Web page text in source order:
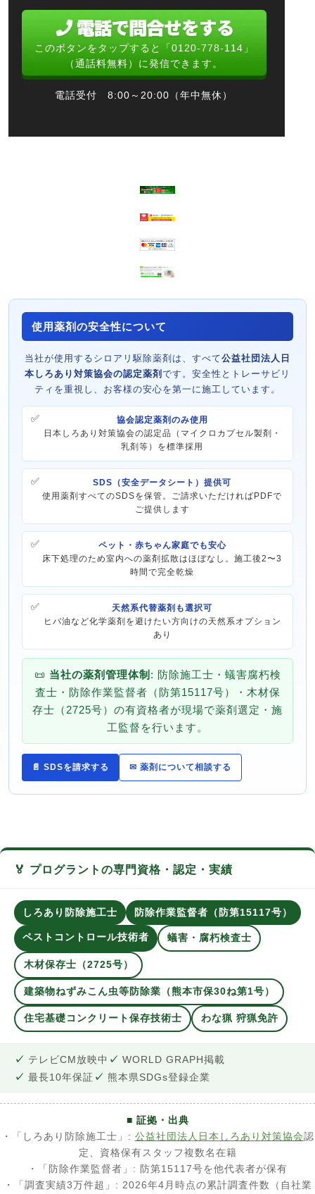
このボタンをタップすると「0120-778-114」
（通話料無料）に発信できます。
電話受付 8:00～20:00（年中無休）
使用薬剤の安全性について
当社が使用するシロアリ駆除薬剤は、すべて公益社団法人日
本しろあり対策協会の認定薬剤 です。安全性とトレーサビリ
ティを重視し、お客様の安心を第一に施工しています。
協会認定薬剤のみ使用
日本しろあり対策協会の認定品（マイクロカプセル製剤・
乳剤等）を標準採用
SDS（安全データシート）提供可
使用薬剤すべてのSDSを保管。ご請求いただければPDFで
ご提供します
ペット・赤ちゃん家庭でも安心
床下処理のため室内への薬剤拡散はほぼなし。施工後2〜3
時間で完全乾燥
天然系代替薬剤も選択可
ヒバ油など化学薬剤を避けたい方向けの天然系オプション
あり
📜 当社の薬剤管理体制 : 防除施工士・蟻害腐朽検
査士・防除作業監督者（防第15117号）・木材保
存士（2725号）の有資格者が現場で薬剤選定・施
工監督を行います。
📄 SDSを請求する ✉ 薬剤について相談する
🏅 プログラントの専門資格・認定・実績
しろあり防除施工士 防除作業監督者（防第15117号）
ペストコントロール技術者 蟻害・腐朽検査士
木材保存士（2725号）
建築物ねずみこん虫等防除業（熊本市保30ね第1号）
住宅基礎コンクリート保存技術士 わな猟 狩猟免許
テレビCM放映中
WORLD GRAPH掲載
最長10年保証
熊本県SDGs登録企業
■ 証拠・出典
・「しろあり防除施工士」: 公益社団法人日本しろあり対策協会認
定、資格保有スタッフ複数名在籍
・「防除作業監督者」: 防第15117号を他代表者が保有
・「調査実績3万件超」: 2026年4月時点の累計調査件数（自社業